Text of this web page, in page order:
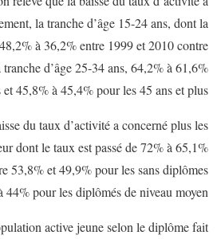
la tranche d’âge 15-24 ans, dont la
à 36,2% entre 1999 et 2010 contre
d’âge 25-34 ans, 64,2% à 61,6%
45,8% à 45,4% pour les 45 ans et plus.
du taux d’activité a concerné plus les
dont le taux est passé de 72% à 65,1%
53,8% et 49,9% pour les sans diplômes
44% pour les diplômés de niveau moyen.
active jeune selon le diplôme fait